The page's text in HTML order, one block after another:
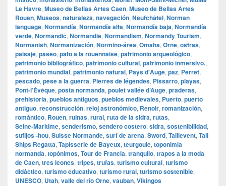
Le Havre, Museo de Bellas Artes Caen, Museo de Bellas Artes
Rouen, Museos, naturaleza, navegación, Neufchâtel, Norman
language, Normandía, Normandía alta, Normandía baja, Normandía
verde, Normandic, Normandie, Normandism, Normandy Tourism,
Normanish, Normanización, Normino‑área, Omaha, Orne, ostras,
paisaje, paseo, pato a la rouennaise, patrimonio arqueológico,
patrimonio bibliográfico, patrimonio cultural, patrimonio inmersivo.,
patrimonio mundial, patrimonio natural, Pays d'Auge, paz, Perret,
pescado, pese a la guerra, Pierres de légendes, Pissarro, playas,
Pont‑l’Évêque, posta normanda, poulet vallée d’Auge, praderas,
prehistoria, pueblos antiguos, pueblos medievales, Puerto, puerto
antiguo, reconstrucción, reloj astronómico, Renoir, romanización,
romántico, Rouen, ruinas, rural, ruta de la sidra, rutas,
Seine‑Maritime, senderismo, sendero costero, sidra, sostenibilidad,
sufijos ‑hou, Suisse Normande, surf de arena, Sword, Taillevent, Tall
Ships Regatta, Tapisserie de Bayeux, teurgoule, toponimia
normanda, topónimos, Tour de Francia, tranquilo, trapos a la moda
de Caen, tres leones, tripes, trufas, turismo cultural, turismo
didáctico, turismo educativo, turismo rural, turismo sostenible,
UNESCO, Utah, valle del río Orne, vauban, Vikingos